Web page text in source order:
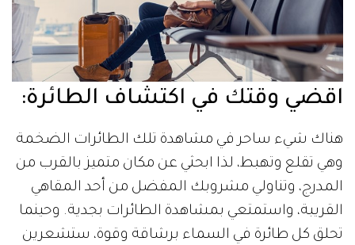
اقضي وقتك في اكتشاف الطائرة:
هناك شيء ساحر في مشاهدة تلك الطائرات الضخمة
وهي تقلع وتهبط، لذا ابحثي عن مكان متميز بالقرب من
المدرج، وتناولي مشروبك المفضل من أحد المقاهي
القريبة، واستمتعي بمشاهدة الطائرات بجدية. وحينما
تحلق كل طائرة في السماء برشاقة وقوة، ستشعرين